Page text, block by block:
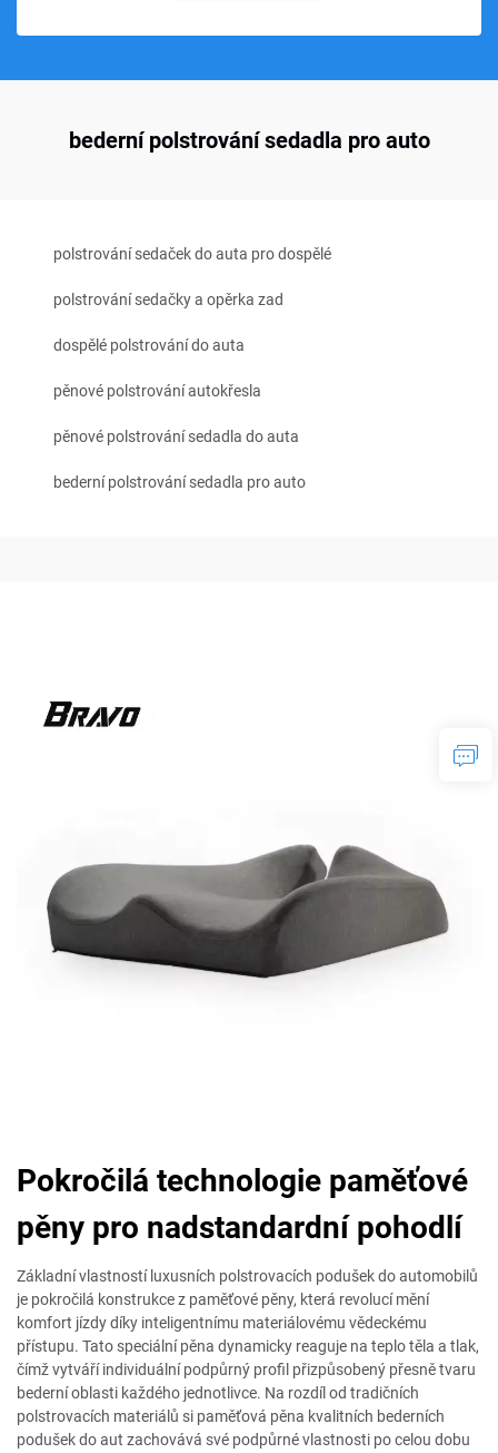
bederní polstrování sedadla pro auto
polstrování sedaček do auta pro dospělé
polstrování sedačky a opěrka zad
dospělé polstrování do auta
pěnové polstrování autokřesla
pěnové polstrování sedadla do auta
bederní polstrování sedadla pro auto
Pokročilá technologie paměťové
pěny pro nadstandardní pohodlí
Základní vlastností luxusních polstrovacích podušek do automobilů
je pokročilá konstrukce z paměťové pěny, která revolucí mění
komfort jízdy díky inteligentnímu materiálovému vědeckému
přístupu. Tato speciální pěna dynamicky reaguje na teplo těla a tlak,
čímž vytváří individuální podpůrný profil přizpůsobený přesně tvaru
bederní oblasti každého jednotlivce. Na rozdíl od tradičních
polstrovacích materiálů si paměťová pěna kvalitních bederních
podušek do aut zachovává své podpůrné vlastnosti po celou dobu